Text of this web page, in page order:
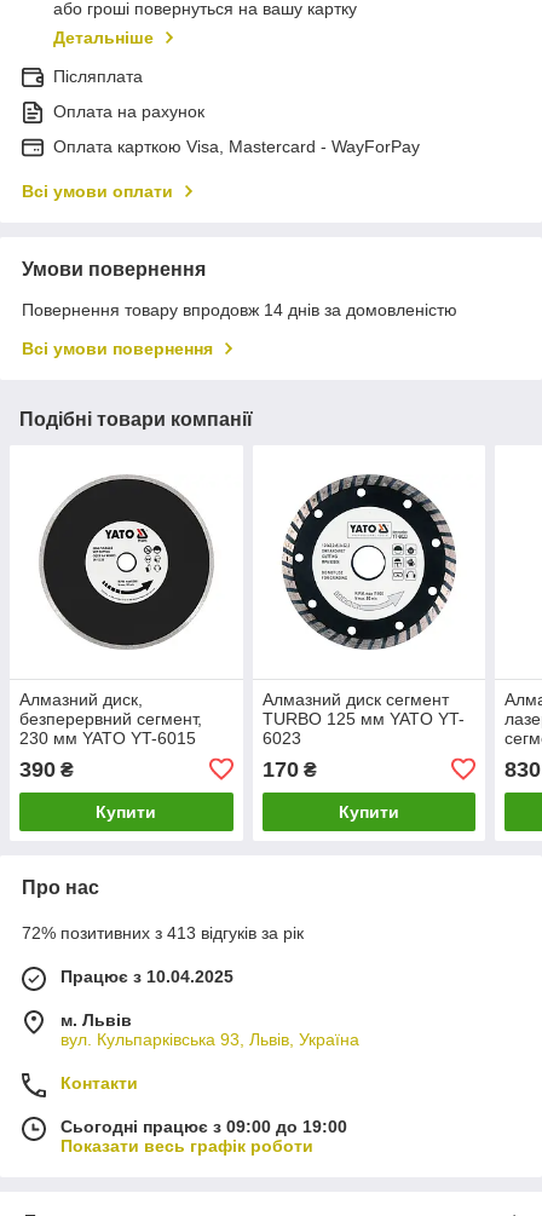
або гроші повернуться на вашу картку
Детальніше
Післяплата
Оплата на рахунок
Оплата карткою Visa, Mastercard - WayForPay
Всі умови оплати
Умови повернення
Повернення товару впродовж 14 днів за домовленістю
Всі умови повернення
Подібні товари компанії
Алмазний диск,
безперервний сегмент,
230 мм YATO YT-6015
390 ₴
Купити
Алмазний диск сегмент
TURBO 125 мм YATO YT-
6023
170₴
Купити
830
Про нас
72% позитивних з 413 відгуків за рік
Працює з 10.04.2025
м. Львів
вул. Кульпарківська 93, Львів, Україна
Контакти
Сьогодні працює з 09:00 до 19:00
Показати весь графік роботи